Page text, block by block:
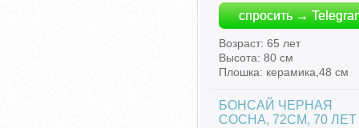
спросить →
Возраст: 65 лет
Высота: 80 см
Плошка: керамика,48 см
БОНСАЙ ЧЕРНАЯ
СОСНА, 72СМ, 70 ЛЕТ